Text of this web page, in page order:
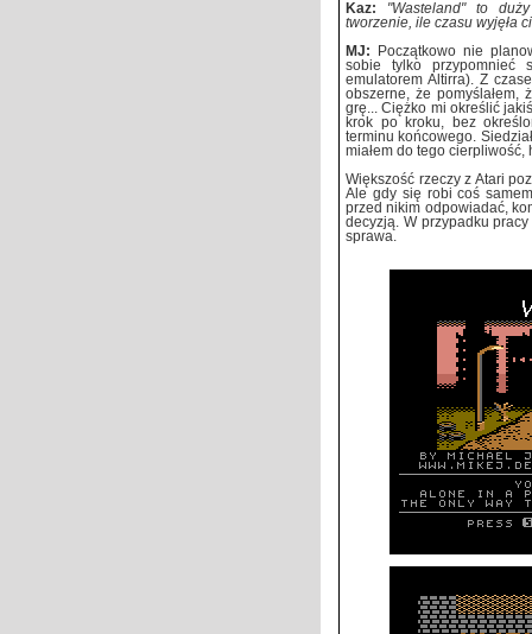
Kaz: "Wasteland" to
tworzenie, ile czasu wyjęła
MJ:
Początkowo nie
sobie tylko przypomnieć
emulatorem Altirra). Z
obszerne, że pomyślałem,
grę... Ciężko mi określić
krok po kroku, bez
terminu końcowego.
miałem do tego cierpliwość,
Większość rzeczy z Atari
Ale gdy się robi coś
przed nikim odpowiadać,
decyzją. W przypadku
sprawa.